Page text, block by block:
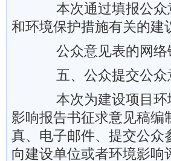
本次通过填报公众
和环境保护措施有关的建
公众意见表的网络
五、公众提交公众
本次为建设项目环
影响报告书征求意见稿编
真、电子邮件、提交公众
向建设单位或者环境影